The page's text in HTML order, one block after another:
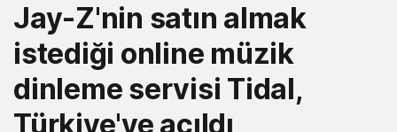
Jay-Z'nin satın almak
istediği online müzik
dinleme servisi Tidal,
Türkiye'ye açıldı